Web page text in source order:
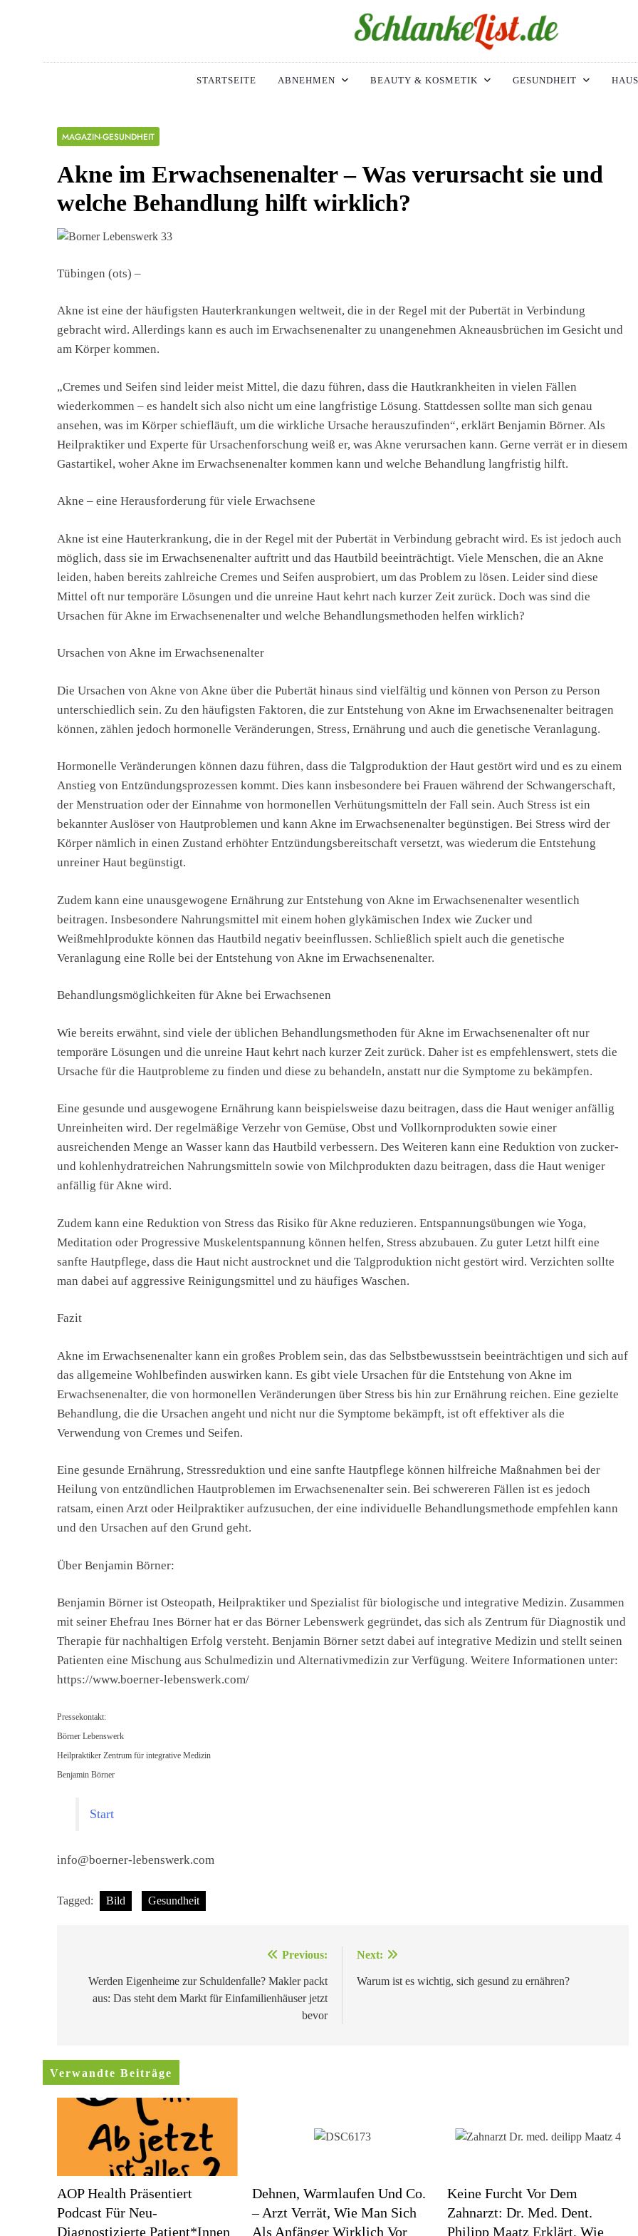
Schlanke-List.de
MAGERSUCHT. BULIMIE. ADIPOSITAS? SIE SIND NICHT ALLEIN!
STARTSEITE ABNEHMEN BEAUTY & KOSMETIK GESUNDHEIT
MAGAZIN-GESUNDHEIT
Akne im Erwachsenenalter – Was verursacht sie und
welche Behandlung hilft wirklich?
Tübingen (ots) –
Akne ist eine der häufigsten Hauterkrankungen weltweit, die in der Regel mit der Pubertät in Verbindung
gebracht wird. Allerdings kann es auch im Erwachsenenalter zu unangenehmen Akneausbrüchen im Gesicht und
am Körper kommen.
„Cremes und Seifen sind leider meist Mittel, die dazu führen, dass die Hautkrankheiten in vielen Fällen
wiederkommen – es handelt sich also nicht um eine langfristige Lösung. Stattdessen sollte man sich genau
ansehen, was im Körper schiefläuft, um die wirkliche Ursache herauszufinden“, erklärt Benjamin Börner. Als
Heilpraktiker und Experte für Ursachenforschung weiß er, was Akne verursachen kann. Gerne verrät er in diesem
Gastartikel, woher Akne im Erwachsenenalter kommen kann und welche Behandlung langfristig hilft.
Akne – eine Herausforderung für viele Erwachsene
Akne ist eine Hauterkrankung, die in der Regel mit der Pubertät in Verbindung gebracht wird. Es ist jedoch auch
möglich, dass sie im Erwachsenenalter auftritt und das Hautbild beeinträchtigt. Viele Menschen, die an Akne
leiden, haben bereits zahlreiche Cremes und Seifen ausprobiert, um das Problem zu lösen. Leider sind diese
Mittel oft nur temporäre Lösungen und die unreine Haut kehrt nach kurzer Zeit zurück. Doch was sind die
Ursachen für Akne im Erwachsenenalter und welche Behandlungsmethoden helfen wirklich?
Ursachen von Akne im Erwachsenenalter
Die Ursachen von Akne von Akne über die Pubertät hinaus sind vielfältig und können von Person zu Person
unterschiedlich sein. Zu den häufigsten Faktoren, die zur Entstehung von Akne im Erwachsenenalter beitragen
können, zählen jedoch hormonelle Veränderungen, Stress, Ernährung und auch die genetische Veranlagung.
Hormonelle Veränderungen können dazu führen, dass die Talgproduktion der Haut gestört wird und es zu einem
Anstieg von Entzündungsprozessen kommt. Dies kann insbesondere bei Frauen während der Schwangerschaft,
der Menstruation oder der Einnahme von hormonellen Verhütungsmitteln der Fall sein. Auch Stress ist ein
bekannter Auslöser von Hautproblemen und kann Akne im Erwachsenenalter begünstigen. Bei Stress wird der
Körper nämlich in einen Zustand erhöhter Entzündungsbereitschaft versetzt, was wiederum die Entstehung
unreiner Haut begünstigt.
Zudem kann eine unausgewogene Ernährung zur Entstehung von Akne im Erwachsenenalter wesentlich
beitragen. Insbesondere Nahrungsmittel mit einem hohen glykämischen Index wie Zucker und
Weißmehlprodukte können das Hautbild negativ beeinflussen. Schließlich spielt auch die genetische
Veranlagung eine Rolle bei der Entstehung von Akne im Erwachsenenalter.
Behandlungsmöglichkeiten für Akne bei Erwachsenen
Wie bereits erwähnt, sind viele der üblichen Behandlungsmethoden für Akne im Erwachsenenalter oft nur
temporäre Lösungen und die unreine Haut kehrt nach kurzer Zeit zurück. Daher ist es empfehlenswert, stets die
Ursache für die Hautprobleme zu finden und diese zu behandeln, anstatt nur die Symptome zu bekämpfen.
Eine gesunde und ausgewogene Ernährung kann beispielsweise dazu beitragen, dass die Haut weniger anfällig
Unreinheiten wird. Der regelmäßige Verzehr von Gemüse, Obst und Vollkornprodukten sowie einer
ausreichenden Menge an Wasser kann das Hautbild verbessern. Des Weiteren kann eine Reduktion von zucker-
und kohlenhydratreichen Nahrungsmitteln sowie von Milchprodukten dazu beitragen, dass die Haut weniger
anfällig für Akne wird.
Zudem kann eine Reduktion von Stress das Risiko für Akne reduzieren. Entspannungsübungen wie Yoga,
Meditation oder Progressive Muskelentspannung können helfen, Stress abzubauen. Zu guter Letzt hilft eine
sanfte Hautpflege, dass die Haut nicht austrocknet und die Talgproduktion nicht gestört wird. Verzichten sollte
man dabei auf aggressive Reinigungsmittel und zu häufiges Waschen.
Fazit
Akne im Erwachsenenalter kann ein großes Problem sein, das das Selbstbewusstsein beeinträchtigen und sich auf
das allgemeine Wohlbefinden auswirken kann. Es gibt viele Ursachen für die Entstehung von Akne im
Erwachsenenalter, die von hormonellen Veränderungen über Stress bis hin zur Ernährung reichen. Eine gezielte
Behandlung, die die Ursachen angeht und nicht nur die Symptome bekämpft, ist oft effektiver als die
Verwendung von Cremes und Seifen.
Eine gesunde Ernährung, Stressreduktion und eine sanfte Hautpflege können hilfreiche Maßnahmen bei der
Heilung von entzündlichen Hautproblemen im Erwachsenenalter sein. Bei schwereren Fällen ist es jedoch
ratsam, einen Arzt oder Heilpraktiker aufzusuchen, der eine individuelle Behandlungsmethode empfehlen kann
und den Ursachen auf den Grund geht.
Über Benjamin Börner:
Benjamin Börner ist Osteopath, Heilpraktiker und Spezialist für biologische und integrative Medizin. Zusammen
mit seiner Ehefrau Ines Börner hat er das Börner Lebenswerk gegründet, das sich als Zentrum für Diagnostik und
Therapie für nachhaltigen Erfolg versteht. Benjamin Börner setzt dabei auf integrative Medizin und stellt seinen
Patienten eine Mischung aus Schulmedizin und Alternativmedizin zur Verfügung. Weitere Informationen unter:
https://www.boerner-lebenswerk.com/
Pressekontakt:
Börner Lebenswerk
Heilpraktiker Zentrum für integrative Medizin
Benjamin Börner
Start
info@boerner-lebenswerk.com
Tagged: Bild Gesundheit
Previous:
Werden Eigenheime zur Schuldenfalle? Makler packt
aus: Das steht dem Markt für Einfamilienhäuser jetzt
bevor
Next:
Warum ist es wichtig, sich gesund zu ernähren?
Verwandte Beiträge
AOP Health Präsentiert
Podcast Für Neu-
Diagnostizierte Patient*innen
Dehnen, Warmlaufen Und Co.
– Arzt Verrät, Wie Man Sich
Als Anfänger Wirklich Vor
Keine Furcht Vor Dem
Zahnarzt: Dr. Med. Dent.
Philipp Maatz Erklärt, Wie